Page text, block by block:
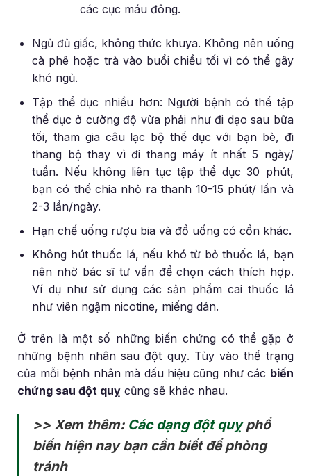
các cục máu đông.
Ngủ đủ giấc, không thức khuya. Không nên uống
cà phê hoặc trà vào buổi chiều tối vì có thể gây
khó ngủ.
Tập thể dục nhiều hơn: Người bệnh có thể tập
thể dục ở cường độ vừa phải như đi dạo sau bữa
tối, tham gia câu lạc bộ thể dục với bạn bè, đi
thang bộ thay vì đi thang máy ít nhất 5 ngày/
tuần. Nếu không liên tục tập thể dục 30 phút,
bạn có thể chia nhỏ ra thanh 10-15 phút/ lần và
2-3 lần/ngày.
Hạn chế uống rượu bia và đồ uống có cồn khác.
Không hút thuốc lá, nếu khó từ bỏ thuốc lá, bạn
nên nhờ bác sĩ tư vấn để chọn cách thích hợp.
Ví dụ như sử dụng các sản phẩm cai thuốc lá
như viên ngậm nicotine, miếng dán.
Ở trên là một số những biến chứng có thể gặp ở
những bệnh nhân sau đột quỵ. Tùy vào thể trạng
của mỗi bệnh nhân mà dấu hiệu cũng như các biến
chứng sau đột quỵ cũng sẽ khác nhau.
>> Xem thêm: Các dạng đột quỵphổ
biến hiện nay bạn cần biết để phòng
tránh